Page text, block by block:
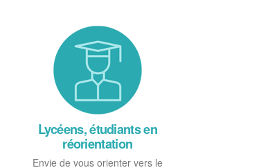
Lycéens, étudiants en
réorientation
Envie de vous orienter vers le